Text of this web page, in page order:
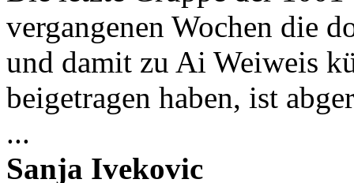
vergangenen Wochen die
und damit zu Ai Weiweis
beigetragen haben, ist
...
Sanja Ivekovic